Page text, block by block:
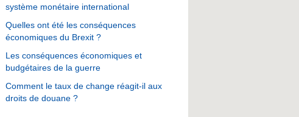
système monétaire international
Quelles ont été les conséquences
économiques du Brexit ?
Les conséquences économiques et
budgétaires de la guerre
Comment le taux de change réagit-il aux
droits de douane ?